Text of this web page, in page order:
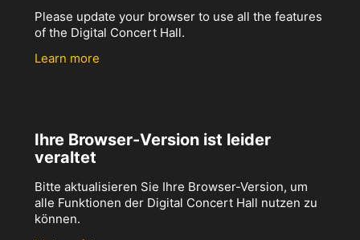
Please update your browser to use all the features
of the Digital Concert Hall.
Learn more
Ihre Browser-Version ist leider
veraltet
Bitte aktualisieren Sie Ihre Browser-Version, um
alle Funktionen der Digital Concert Hall nutzen zu
können.